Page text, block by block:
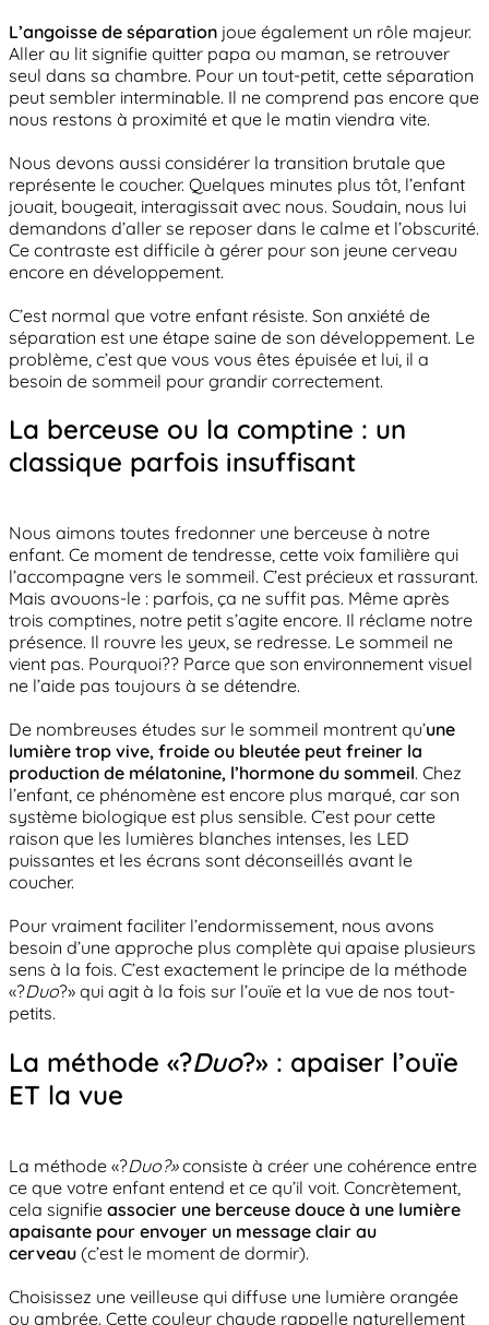
L’angoisse de séparation joue également un rôle majeur.
Aller au lit signifie quitter papa ou maman, se retrouver
seul dans sa chambre. Pour un tout-petit, cette séparation
peut sembler interminable. Il ne comprend pas encore que
nous restons à proximité et que le matin viendra vite.
Nous devons aussi considérer la transition brutale que
représente le coucher. Quelques minutes plus tôt, l’enfant
jouait, bougeait, interagissait avec nous. Soudain, nous lui
demandons d’aller se reposer dans le calme et l’obscurité.
Ce contraste est difficile à gérer pour son jeune cerveau
encore en développement.
C’est normal que votre enfant résiste. Son anxiété de
séparation est une étape saine de son développement. Le
problème, c’est que vous vous êtes épuisée et lui, il a
besoin de sommeil pour grandir correctement.
La berceuse ou la comptine : un
classique parfois insuffisant
Nous aimons toutes fredonner une berceuse à notre
enfant. Ce moment de tendresse, cette voix familière qui
l’accompagne vers le sommeil. C’est précieux et rassurant.
Mais avouons-le : parfois, ça ne suffit pas. Même après
trois comptines, notre petit s’agite encore. Il réclame notre
présence. Il rouvre les yeux, se redresse. Le sommeil ne
vient pas. Pourquoi?? Parce que son environnement visuel
ne l’aide pas toujours à se détendre.
De nombreuses études sur le sommeil montrent qu’une
lumière trop vive, froide ou bleutée peut freiner la
production de mélatonine, l’hormone du sommeil. Chez
l’enfant, ce phénomène est encore plus marqué, car son
système biologique est plus sensible. C’est pour cette
raison que les lumières blanches intenses, les LED
puissantes et les écrans sont déconseillés avant le
coucher.
Pour vraiment faciliter l’endormissement, nous avons
besoin d’une approche plus complète qui apaise plusieurs
sens à la fois. C’est exactement le principe de la méthode
«?Duo?» qui agit à la fois sur l’ouïe et la vue de nos tout-
petits.
La méthode «?Duo?» : apaiser l’ouïe
ET la vue
La méthode «?Duo?»consiste à créer une cohérence entre
ce que votre enfant entend et ce qu’il voit. Concrètement,
cela signifie associer une berceuse douce à une lumière
apaisante pour envoyer un message clair au
cerveau (c’est le moment de dormir).
Choisissez une veilleuse qui diffuse une lumière orangée
ou ambrée. Cette couleur chaude rappelle naturellement